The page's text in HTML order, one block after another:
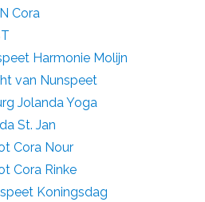
Cora
Harmonie Molijn
van Nunspeet
Jolanda Yoga
St. Jan
Cora Nour
Cora Rinke
Koningsdag